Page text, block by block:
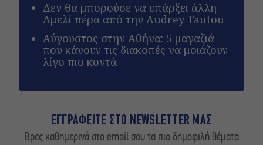
Δεν θα μπορούσε να υπάρξει άλλη
Αμελί πέρα από την Audrey Tautou
Αύγουστος στην Αθήνα: 5 μαγαζιά
που κάνουν τις διακοπές να μοιάζουν
λίγο πιο κοντά
ΕΓΓΡΑΦΕΙΤΕ ΣΤΟ NEWSLETTER ΜΑΣ
Βρες καθημερινά στο email σου τα πιο δημοφιλή θέματα